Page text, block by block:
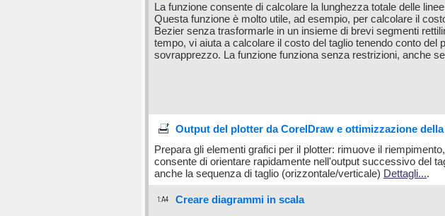
La funzione consente di calcolare la lunghezza totale delle
Questa funzione è molto utile, ad esempio, per calcolare il
Bezier senza trasformarle in un insieme di brevi segmenti
tempo, vi aiuta a calcolare il costo del taglio tenendo conto
sovrapprezzo. La funzione funziona senza restrizioni, anche
Output del plotter da CorelDraw e ottimizzazione
Prepara gli elementi grafici per il plotter: rimuove il
consente di orientare rapidamente nell'output successivo del
anche la sequenza di taglio (orizzontale/verticale) Dettagli....
Creare diagrammi in scala